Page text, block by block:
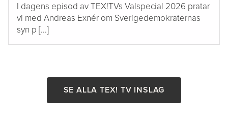
I dagens episod av TEX!TVs Valspecial 2026 pratar
vi med Andreas Exnér om Sverigedemokraternas
syn p [...]
SE ALLA TEX! TV INSLAG